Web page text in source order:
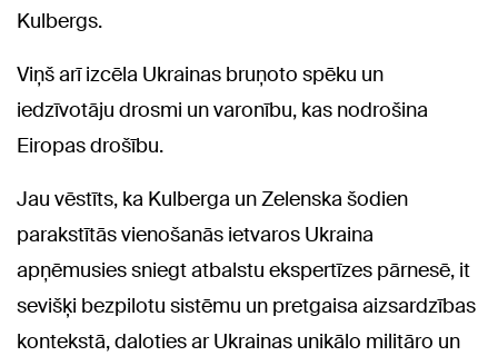
Kulbergs.
Viņš arī izcēla Ukrainas bruņoto spēku un
iedzīvotāju drosmi un varonību, kas nodrošina
Eiropas drošību.
Jau vēstīts, ka Kulberga un Zelenska šodien
parakstītās vienošanās ietvaros Ukraina
apņēmusies sniegt atbalstu ekspertīzes pārnesē, it
sevišķi bezpilotu sistēmu un pretgaisa aizsardzības
kontekstā, daloties ar Ukrainas unikālo militāro un